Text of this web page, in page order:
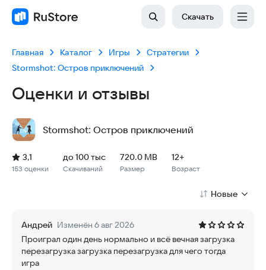
Скачать
Главная Каталог Игры
Стратегии
Stormshot: Остров приключений
Оценки и отзывы
Stormshot: Остров приключений
Рейтинг: 3,1, 153 оценки
Скачиваний: до 100 тыс
Размер файла: 720.0 MB
Возрастное ограничение: 720.0 MB
153 оценки
3,1
Скачиваний
до 100 тыс
Размер
720.0 MB
Возраст
12+
Новые
Андрей Изменён 6 авг 2026
Проиграл один день нормально и всё вечная загрузка
перезагрузка загрузка перезагрузка для чего тогда
игра